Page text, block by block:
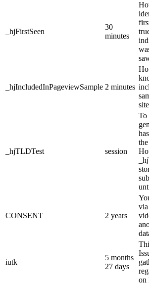
_hjFirstSeen
30
minutes
_hjIncludedInPageviewSample 2 minutes
_hjTLDTest session
To
CONSENT 2 years
via
iutk
5 months
27 days
on